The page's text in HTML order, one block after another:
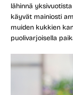
lähinnä
käyvät mainiosti
muiden kukkien
puolivarjoisella